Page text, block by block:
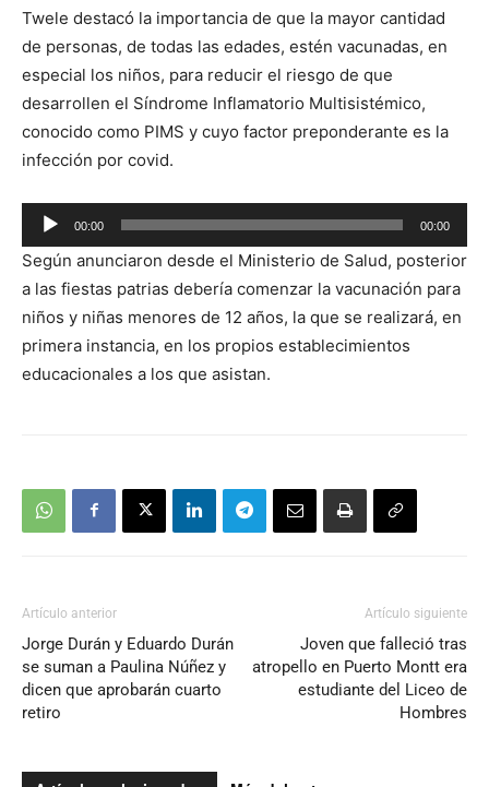
Twele destacó la importancia de que la mayor cantidad
de personas, de todas las edades, estén vacunadas, en
especial los niños, para reducir el riesgo de que
desarrollen el Síndrome Inflamatorio Multisistémico,
conocido como PIMS y cuyo factor preponderante es la
infección por covid.
Reproductor
de
audio
00:00 00:00
Según anunciaron desde el Ministerio de Salud, posterior
a las fiestas patrias debería comenzar la vacunación para
niños y niñas menores de 12 años, la que se realizará, en
primera instancia, en los propios establecimientos
educacionales a los que asistan.
Artículo anterior
Jorge Durán y Eduardo Durán
se suman a Paulina Núñez y
dicen que aprobarán cuarto
retiro
Artículo siguiente
Joven que falleció tras
atropello en Puerto Montt era
estudiante del Liceo de
Hombres